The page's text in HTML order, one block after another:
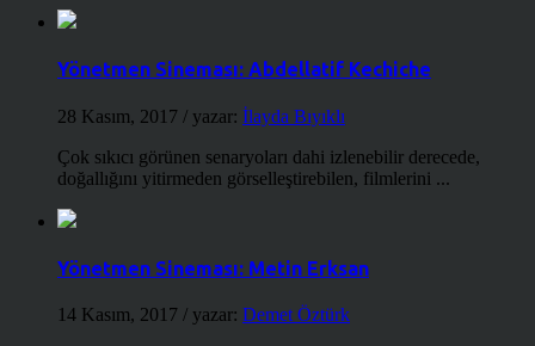
Yönetmen Sineması: Abdellatif Kechiche
28 Kasım, 2017 / yazar: İlayda Bıyıklı
Çok sıkıcı görünen senaryoları dahi izlenebilir derecede,
doğallığını yitirmeden görselleştirebilen, filmlerini ...
Yönetmen Sineması: Metin Erksan
14 Kasım, 2017 / yazar: Demet Öztürk